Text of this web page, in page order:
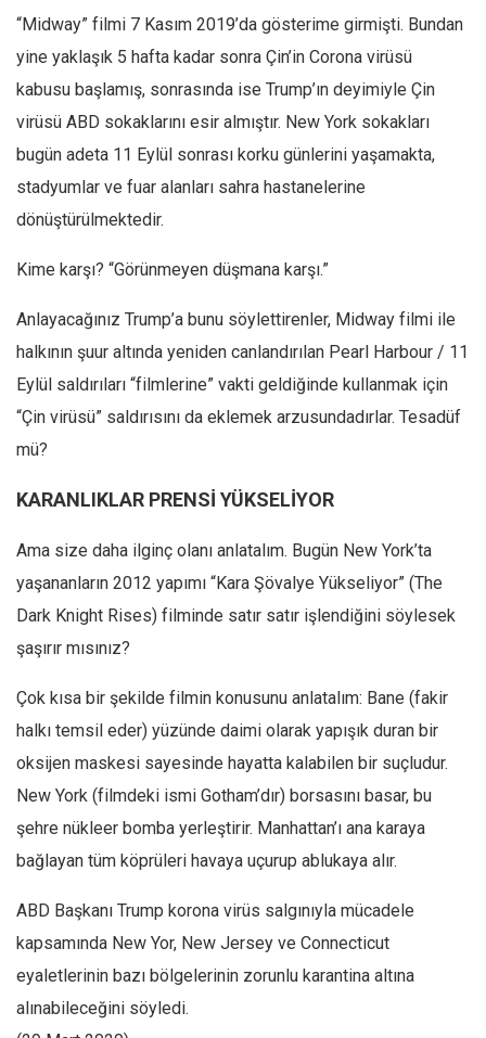
“Midway” filmi 7 Kasım 2019’da gösterime girmişti. Bundan
yine yaklaşık 5 hafta kadar sonra Çin’in Corona virüsü
kabusu başlamış, sonrasında ise Trump’ın deyimiyle Çin
virüsü ABD sokaklarını esir almıştır. New York sokakları
bugün adeta 11 Eylül sonrası korku günlerini yaşamakta,
stadyumlar ve fuar alanları sahra hastanelerine
dönüştürülmektedir.
Kime karşı? “Görünmeyen düşmana karşı.”
Anlayacağınız Trump’a bunu söylettirenler, Midway filmi ile
halkının şuur altında yeniden canlandırılan Pearl Harbour / 11
Eylül saldırıları “filmlerine” vakti geldiğinde kullanmak için
“Çin virüsü” saldırısını da eklemek arzusundadırlar. Tesadüf
mü?
KARANLIKLAR PRENSİ YÜKSELİYOR
Ama size daha ilginç olanı anlatalım. Bugün New York’ta
yaşananların 2012 yapımı “Kara Şövalye Yükseliyor” (The
Dark Knight Rises) filminde satır satır işlendiğini söylesek
şaşırır mısınız?
Çok kısa bir şekilde filmin konusunu anlatalım: Bane (fakir
halkı temsil eder) yüzünde daimi olarak yapışık duran bir
oksijen maskesi sayesinde hayatta kalabilen bir suçludur.
New York (filmdeki ismi Gotham’dır) borsasını basar, bu
şehre nükleer bomba yerleştirir. Manhattan’ı ana karaya
bağlayan tüm köprüleri havaya uçurup ablukaya alır.
ABD Başkanı Trump korona virüs salgınıyla mücadele
kapsamında New Yor, New Jersey ve Connecticut
eyaletlerinin bazı bölgelerinin zorunlu karantina altına
alınabileceğini söyledi.